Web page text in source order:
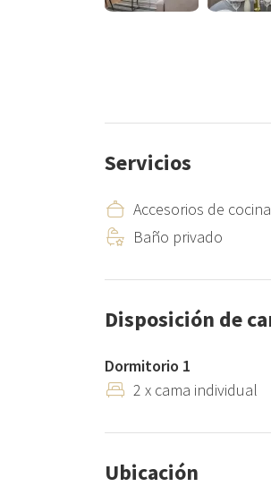
justo enfrente del hermoso
gimnasios, bazar...
justo por delante del
explorar la ciudad como
Servicios
Accesorios de cocina
Baño privado
Disposición de
Dormitorio 1
2 x cama individual
Ubicación